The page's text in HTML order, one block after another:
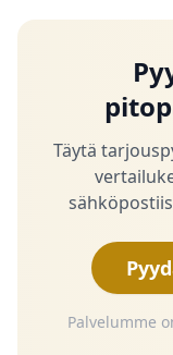
Täytä
Palvelumme